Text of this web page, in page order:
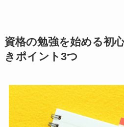
資格の勉強を始める初
きポイント3つ